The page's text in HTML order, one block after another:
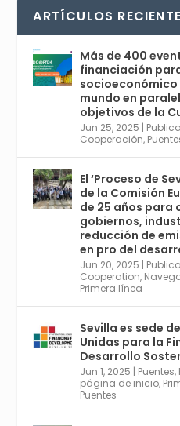
comienza en
Conferencia
con el Congreso
6, Congreso de
Sociales y la
de Economía
4
1 2
Avata
r
Sevilla World
21 May 2024
Conoce a
que ha sido
la tecnología BIM
industrializar la
construcción. Ver
internacional en
@juanluispavon1
https://
2 6
ARTÍCULOS
Más de 400
financiación
socioeconómico
mundo en
objetivos de la
Jun 25, 2025 |
Cooperación,
El ‘Proceso de
de la Comisión
de 25 años para
gobiernos,
reducción de
en pro del
Jun 20, 2025 |
Cooperation,
Primera línea
Sevilla es sede
Unidas para la
Desarrollo
Jun 1, 2025 | Puentes,
página de inicio,
Puentes